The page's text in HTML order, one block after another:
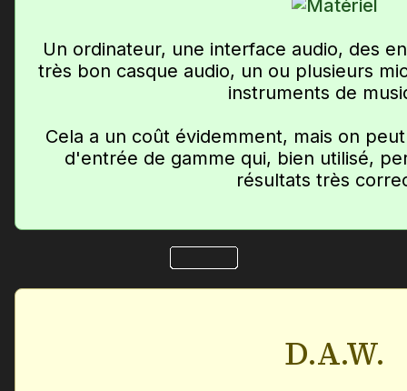
Un ordinateur, une interface audio, des
très bon casque audio, un ou plusieurs
instruments de
Cela a un coût évidemment, mais on
d'entrée de gamme qui, bien utilisé,
résultats très
D.A.W.